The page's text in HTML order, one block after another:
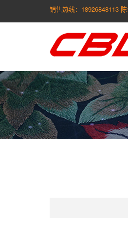
销售热线：18926848113